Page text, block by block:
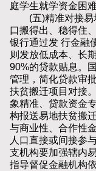
庭学生就学资金困难
(五)精准对接易
口搬得出、稳得住
银行通过发 行金融
则发放低成本、长
90%的贷款贴息。
管理，简化贷款审
扶贫搬迁项目对接
象精准、贷款资金
构报送易地扶贫搬
与商业性、合作性
人口直接或间接参
支机构要加强辖内
指导督促金融机构